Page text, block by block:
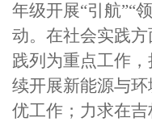
年级开展“引航”“
动。在社会实践
践列为重点工作
续开展新能源与
优工作；力求在